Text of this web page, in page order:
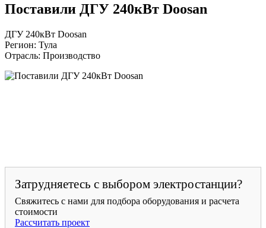
Поставили ДГУ 240кВт Doosan
ДГУ 240кВт Doosan
Регион: Тула
Отрасль: Производство
Затрудняетесь с выбором электростанции?
Свяжитесь с нами для подбора оборудования и расчета
стоимости
Рассчитать проект